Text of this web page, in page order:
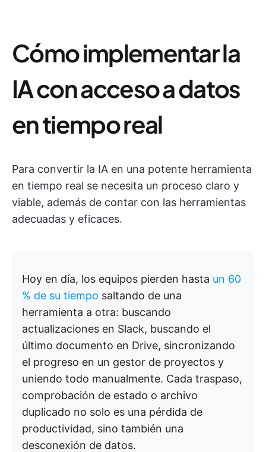
Cómo implementar la
IA con acceso a datos
en tiempo real
Para convertir la IA en una potente herramienta
en tiempo real se necesita un proceso claro y
viable, además de contar con las herramientas
adecuadas y eficaces.
Hoy en día, los equipos pierden hasta un 60
% de su tiempo saltando de una
herramienta a otra: buscando
actualizaciones en Slack, buscando el
último documento en Drive, sincronizando
el progreso en un gestor de proyectos y
uniendo todo manualmente. Cada traspaso,
comprobación de estado o archivo
duplicado no solo es una pérdida de
productividad, sino también una
desconexión de datos.